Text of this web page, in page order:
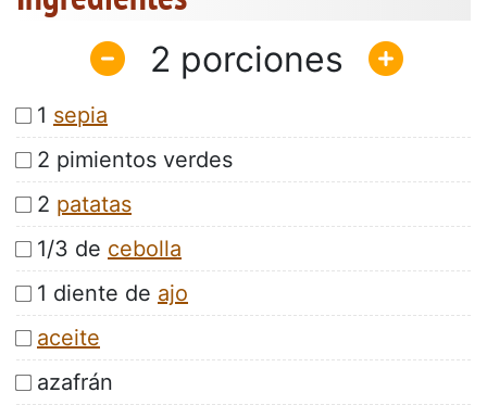
2
1 sepia
2 pimientos verdes
2 patatas
1/3 de cebolla
1 diente de ajo
aceite
azafrán